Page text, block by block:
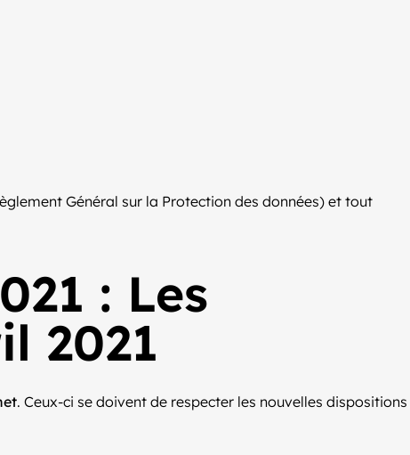
Général sur la Protection des données) et tout
: Les
2021
. Ceux-ci se doivent de respecter les nouvelles dispositions